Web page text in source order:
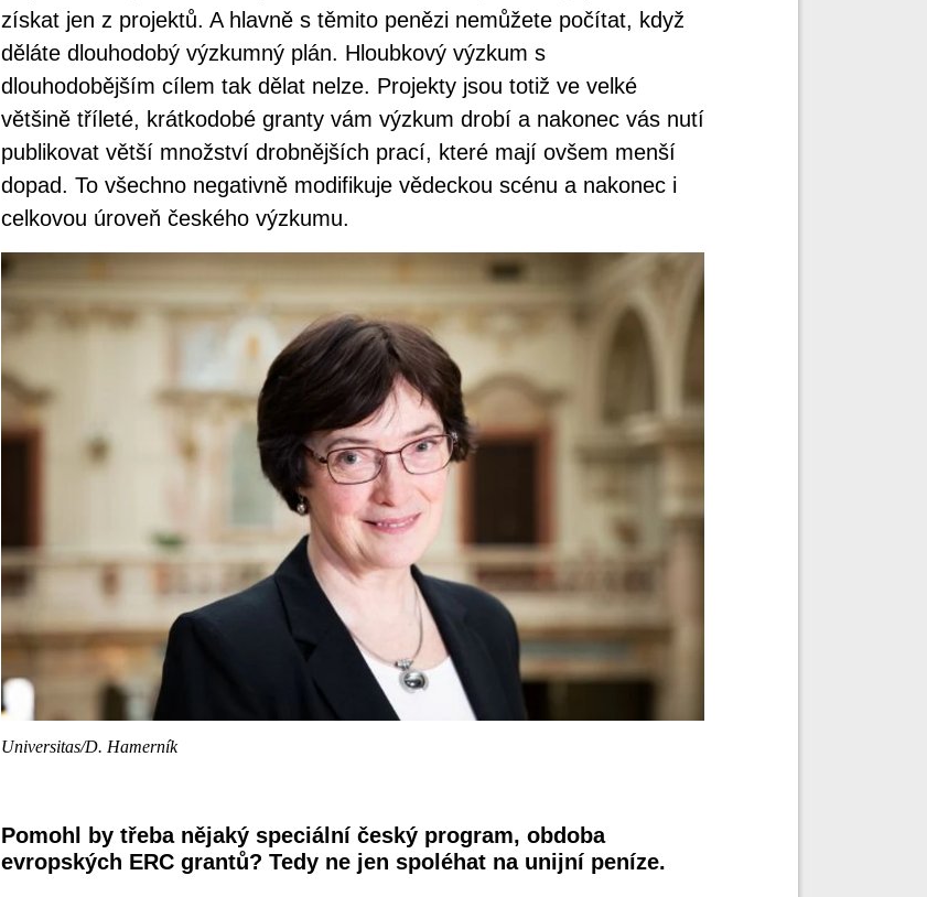
získat jen z projektů. A hlavně s těmito penězi nemůžete počítat, když
děláte dlouhodobý výzkumný plán. Hloubkový výzkum s
dlouhodobějším cílem tak dělat nelze. Projekty jsou totiž ve velké
většině tříleté, krátkodobé granty vám výzkum drobí a nakonec vás nutí
publikovat větší množství drobnějších prací, které mají ovšem menší
dopad. To všechno negativně modifikuje vědeckou scénu a nakonec i
celkovou úroveň českého výzkumu.
Universitas/D. Hamerník
Pomohl by třeba nějaký speciální český program, obdoba
evropských ERC grantů? Tedy ne jen spoléhat na unijní peníze.